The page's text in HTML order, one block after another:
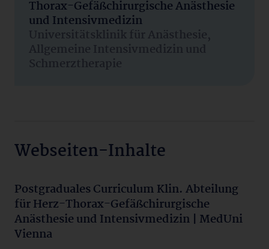
Thorax-Gefäßchirurgische Anästhesie
und Intensivmedizin
Universitätsklinik für Anästhesie,
Allgemeine Intensivmedizin und
Schmerztherapie
Webseiten-Inhalte
Postgraduales Curriculum Klin. Abteilung
für Herz-Thorax-Gefäßchirurgische
Anästhesie und Intensivmedizin | MedUni
Vienna